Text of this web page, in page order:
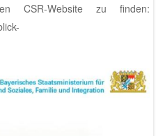
CSR-Website zu finden: